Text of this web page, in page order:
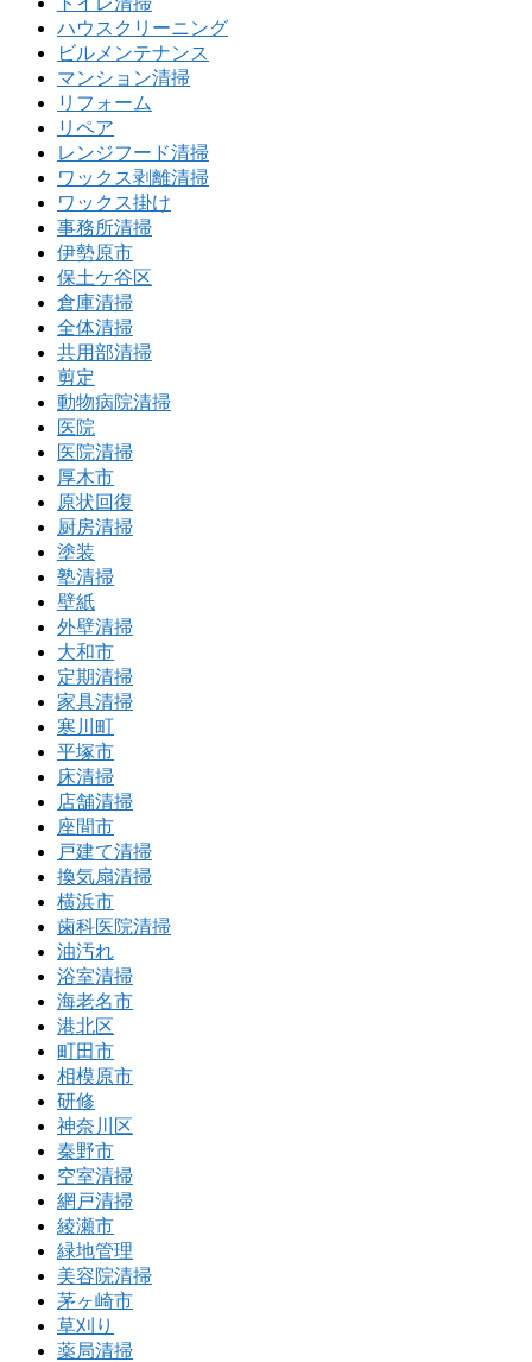
ハウスクリーニング
ビルメンテナンス
マンション清掃
リフォーム
リペア
レンジフード清掃
ワックス剥離清掃
ワックス掛け
事務所清掃
伊勢原市
保土ケ谷区
倉庫清掃
全体清掃
共用部清掃
剪定
動物病院清掃
医院
医院清掃
厚木市
原状回復
厨房清掃
塗装
塾清掃
壁紙
外壁清掃
大和市
定期清掃
家具清掃
寒川町
平塚市
床清掃
店舗清掃
座間市
戸建て清掃
換気扇清掃
横浜市
歯科医院清掃
油汚れ
浴室清掃
海老名市
港北区
町田市
相模原市
研修
神奈川区
秦野市
空室清掃
網戸清掃
綾瀬市
緑地管理
美容院清掃
茅ヶ崎市
草刈り
薬局清掃